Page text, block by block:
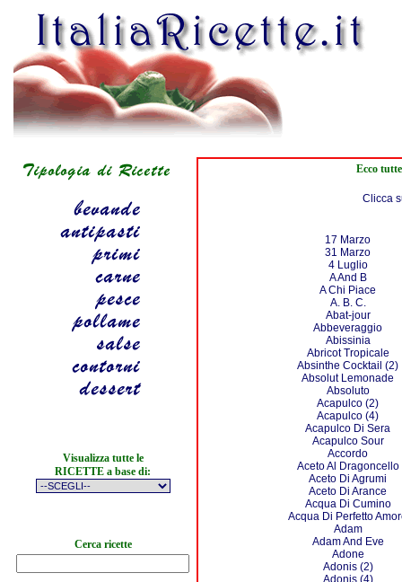
Visualizza tutte le
RICETTE a base di:
Cerca ricette
Ecco
Clicca
17 Marzo
31 Marzo
4 Luglio
A And B
A Chi Piace
A. B. C.
Abat-jour
Abbeveraggio
Abissinia
Abricot Tropicale
Absinthe Cocktail (2)
Absolut Lemonade
Absoluto
Acapulco (2)
Acapulco (4)
Acapulco Di Sera
Acapulco Sour
Accordo
Aceto Al Dragoncello
Aceto Di Agrumi
Aceto Di Arance
Acqua Di Cumino
Acqua Di Perfetto
Adam
Adam And Eve
Adone
Adonis (2)
Adonis (4)